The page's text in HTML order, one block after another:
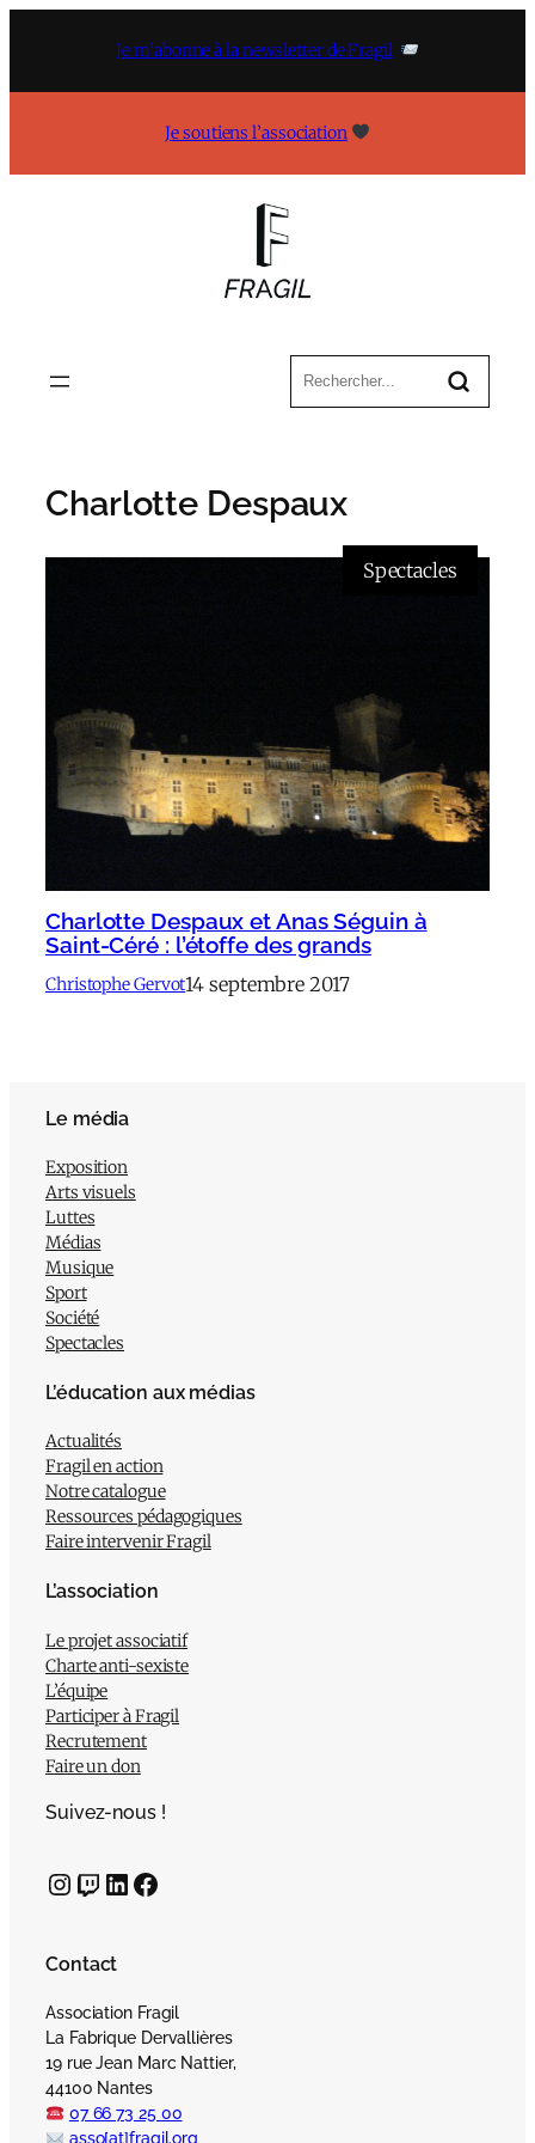
Je m’abonne à la newsletter de Fragil
Je soutiens l’association
Charlotte Despaux
Spectacles
Charlotte Despaux et Anas Séguin à
Saint-Céré : l’étoffe des grands
Christophe Gervot14 septembre 2017
Le média
Exposition
Arts visuels
Luttes
Médias
Musique
Sport
Société
Spectacles
L’éducation aux médias
Actualités
Fragil en action
Notre catalogue
Ressources pédagogiques
Faire intervenir Fragil
L’association
Le projet associatif
Charte anti-sexiste
L’équipe
Participer à Fragil
Recrutement
Faire un don
Suivez-nous !
InstagramTwitch LinkedIn Facebook
Contact
Association Fragil
La Fabrique Dervallières
19 rue Jean Marc Nattier,
44100 Nantes
07 66 73 25 00
asso[at]fragil.org